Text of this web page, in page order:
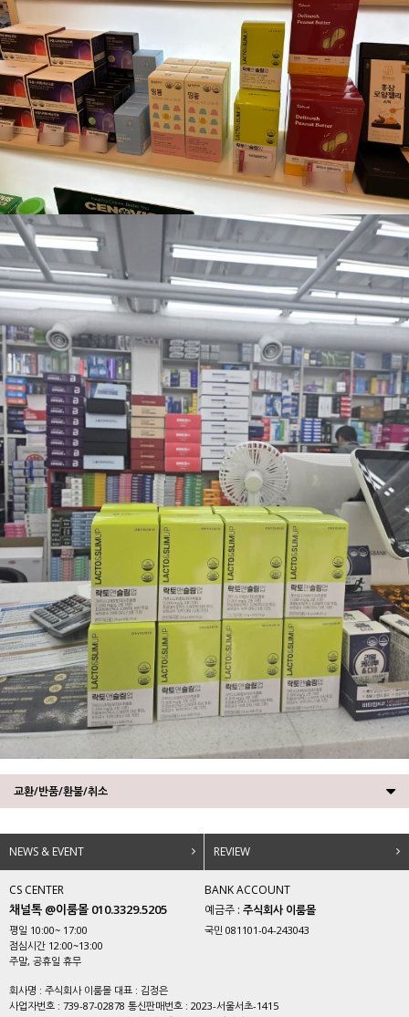
교환/반품/환불/취소
NEWS & EVENT REVIEW
CS CENTER
채널톡 @이룸몰 010.3329.5205
평일 10:00~ 17:00
점심시간 12:00~13:00
주말, 공휴일 휴무
BANK ACCOUNT
예금주 : 주식회사 이룸몰
국민 081101-04-243043
회사명 : 주식회사 이룸몰 대표 : 김정은
사업자번호 : 739-87-02878 통신판매번호 : 2023-서울서초-1415